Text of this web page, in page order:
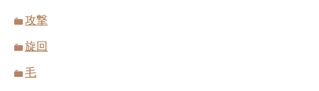
攻撃
旋回
毛